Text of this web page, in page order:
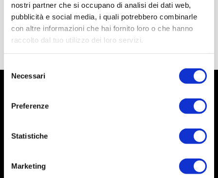
nostri partner che si occupano di analisi dei dati web,
pubblicità e social media, i quali potrebbero combinarle
con altre informazioni che hai fornito loro o che hanno
raccolto dal tuo utilizzo dei loro servizi.
delNecessari
Preferenze
Statistiche
Marketing